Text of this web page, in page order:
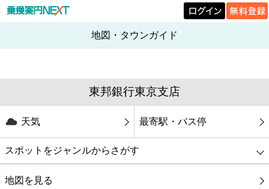
地図・タウンガイド
東邦銀行東京支店
天気 最寄駅・バス停
スポットをジャンルからさがす
グルメ
地図を見る